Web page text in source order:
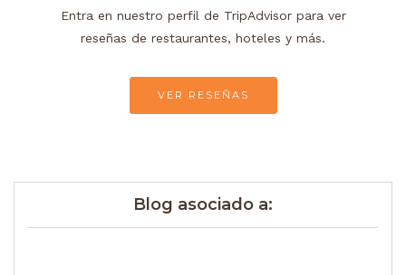
Entra en nuestro perfil de TripAdvisor para ver
reseñas de restaurantes, hoteles y más.
VER RESEÑAS
Blog asociado a: